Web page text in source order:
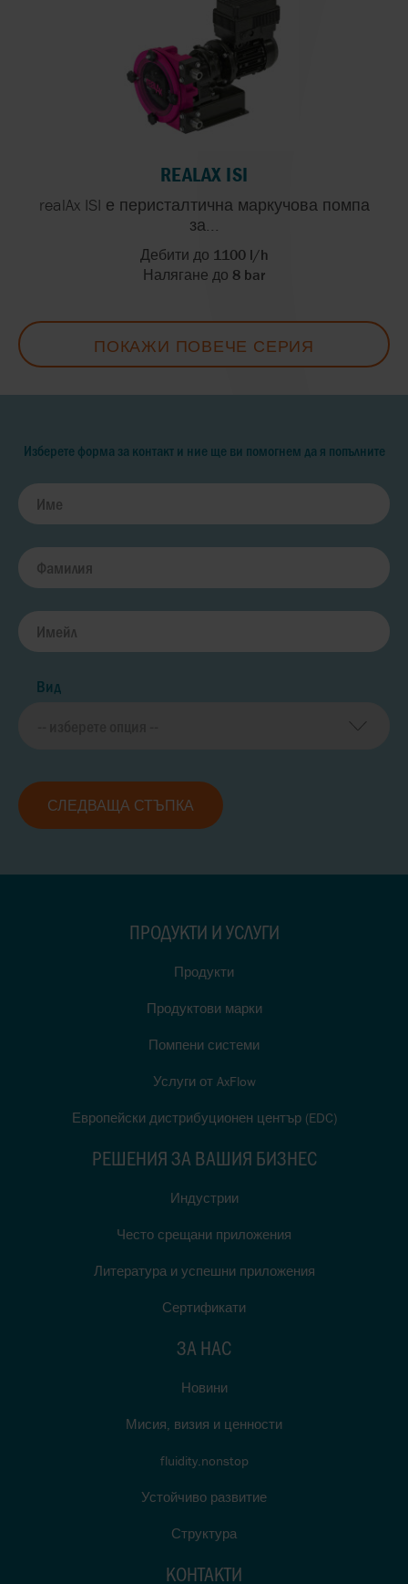
REALAX ISI
realAx ISI е перисталтична маркучова помпа
за...
Дебити до 1100 l/h
Налягане до 8 bar
ПОКАЖИ ПОВЕЧЕ СЕРИЯ
Изберете форма за контакт и ние ще ви помогнем да я попълните
Вид
СЛЕДВАЩА СТЪПКА
ПРОДУКТИ И УСЛУГИ
Продукти
Продуктови марки
Помпени системи
Услуги от AxFlow
Европейски дистрибуционен център (EDC)
РЕШЕНИЯ ЗА ВАШИЯ БИЗНЕС
Индустрии
Често срещани приложения
Литература и успешни приложения
Сертификати
ЗА НАС
Новини
Мисия, визия и ценности
fluidity.nonstop
Устойчиво развитие
Структура
КОНТАКТИ